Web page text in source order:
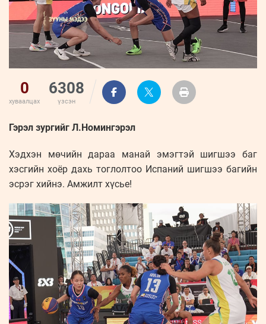
0
хуваалцах
6308
үзсэн
Гэрэл зургийг Л.Номингэрэл
Хэдхэн мөчийн дараа манай эмэгтэй шигшээ баг
хэсгийн хоёр дахь тоглолтоо Испаний шигшээ багийн
эсрэг хийнэ. Амжилт хүсье!